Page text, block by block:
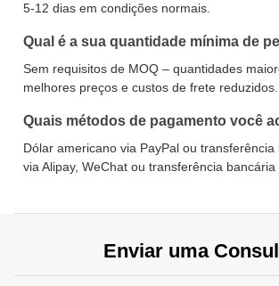
5-12 dias em condições normais.
Qual é a sua quantidade mínima de
Sem requisitos de MOQ – quantidades
melhores preços e custos de frete reduzidos.
Quais métodos de pagamento você
Dólar americano via PayPal ou transferência
via Alipay, WeChat ou transferência bancária
Enviar uma